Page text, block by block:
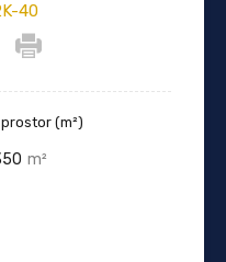
40
(m²)
m²